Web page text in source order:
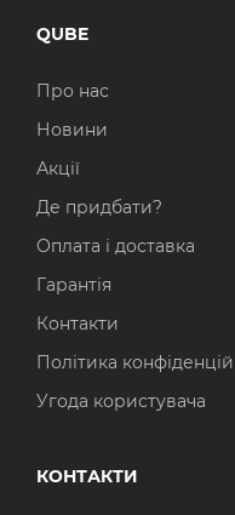
QUBE
Про нас
Новини
Акції
Де придбати?
Оплата і доставка
Гарантія
Контакти
Політика
Угода користувача
КОНТАКТИ